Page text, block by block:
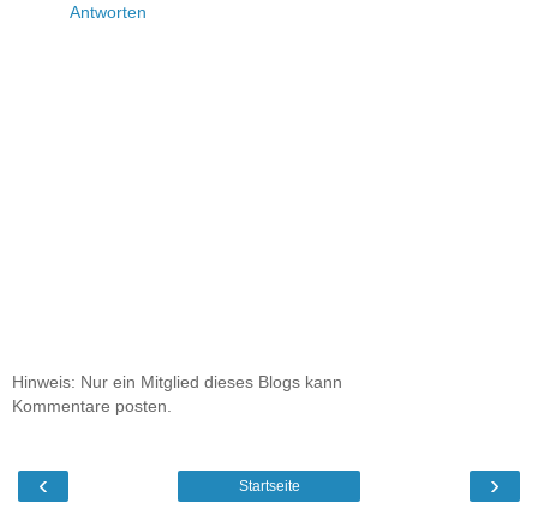
Antworten
Hinweis: Nur ein Mitglied dieses Blogs kann
Kommentare posten.
‹ ›
Startseite